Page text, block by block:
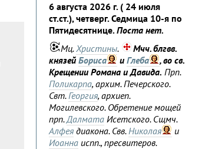
6 августа 2026 г. ( 24 июля
ст.ст.), четверг. Седмица 10-я по
Пятидесятнице.Поста нет.
Мц.Христины.
Мчч. блгвв.
князейБориса иГлеба
, во св.
Крещении Романа и Давида. Прп.
Поликарпа, архим. Печерского.
Свт.Георгия, архиеп.
Могилевского. Обретение мощей
прп.Далмата Исетского. Сщмч.
Алфея диакона. Свв.Николая
и
Иоанна испп., пресвитеров.